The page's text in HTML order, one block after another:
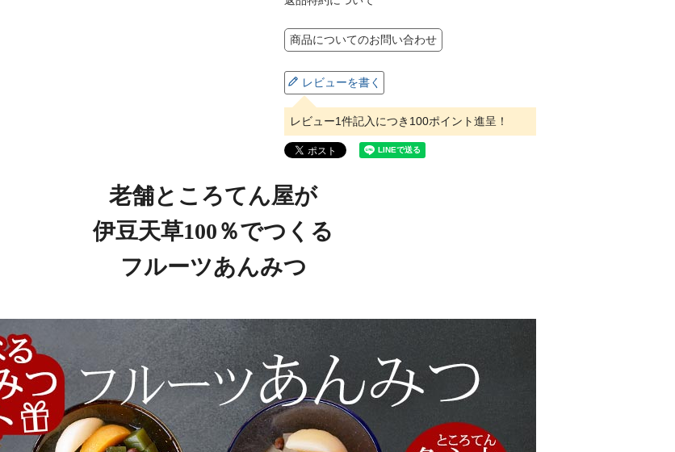
商品についてのお問い合わせ
レビューを書く
レビュー1件記入につき100ポイント進呈！
老舗ところてん屋が
伊豆天草100％でつくる
フルーツあんみつ